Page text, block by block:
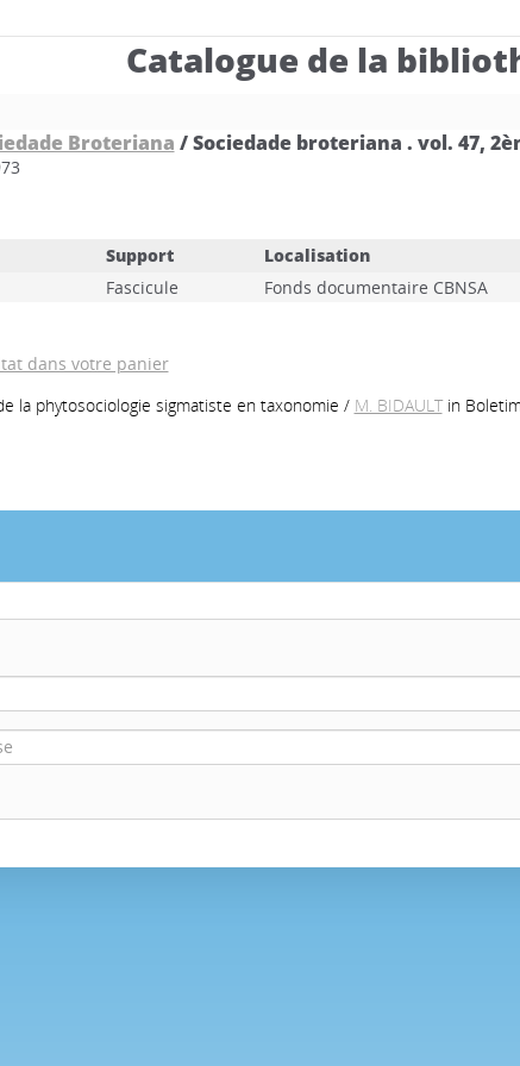
Catalogue de la
Broteriana / Sociedade broteriana . vol. 47,
Support Localisation
Fascicule Fonds documentaire CBNSA
dans votre panier
la phytosociologie sigmatiste en taxonomie / M. BIDAULT in